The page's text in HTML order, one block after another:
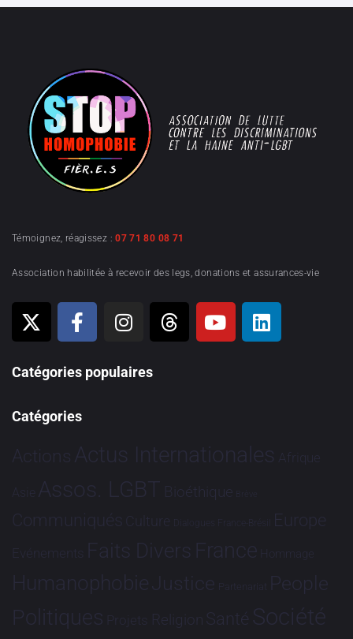
Témoignez, réagissez :07 71 80 08 71
Association habilitée à recevoir des legs, donations et assurances-vie
Catégories populaires
Catégories
Actions Actus Internationales Afrique
Asie Assos. LGBT Bioéthique Brève
Communiqués Culture Dialogues France-Brésil Europe
Evénements Faits Divers France Hommage
HumanophobieJustice Partenariat People
Politiques Projets Religion Santé Société